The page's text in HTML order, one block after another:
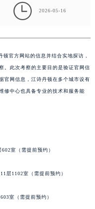
 2026-05-16
官方网站的信息并结合实地探访，
。此次考察的主要目的是验证官网信
官网信息，江诗丹顿在多个城市设有
修中心也具备专业的技术和服务能
室（需提前预约）
层1102室（需提前预约）
室（需提前预约）